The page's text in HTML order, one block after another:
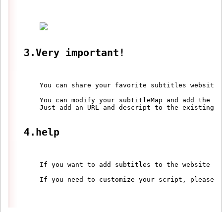
3.Very important!
You can share your favorite subtitles
You can modify your subtitleMap and add the
Just add an URL and descript to the existing
4.help
If you want to add subtitles to the website
If you need to customize your script, please